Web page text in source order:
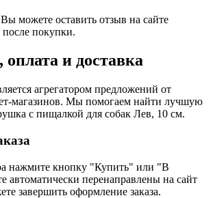
можете оставить отзыв на сайте
после покупки.
и доставка
агрегатором предложений от
магазинов. Мы помогаем найти лучшую
с пищалкой для собак Лев, 10 см.
нажмите кнопку "Купить" или "В
автоматически перенаправлены на сайт
завершить оформление заказа.